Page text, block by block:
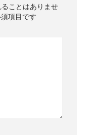
ことはありませ
項目です